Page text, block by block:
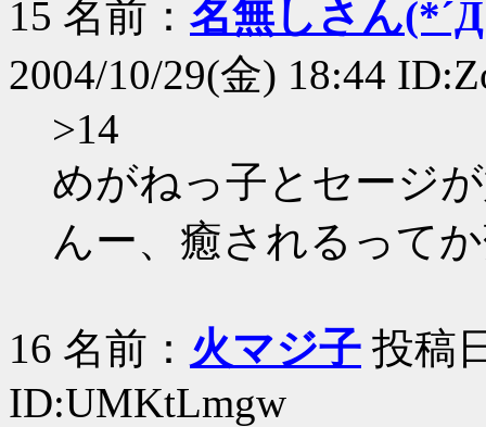
15 名前： 名無しさん
2004/10/29(金) 18:44
>14
めがねっ子とセージ
んー、癒されるって
16 名前： 火マジ子 投稿
ID:UMKtLmgw